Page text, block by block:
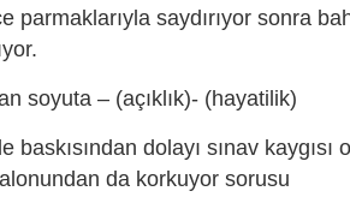
parmaklarıyla saydırıyor sonra
soyuta – (açıklık)- (hayatilik)
baskısından dolayı sınav kaygısı
da korkuyor sorusu